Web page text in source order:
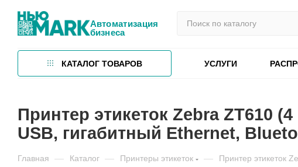
Автоматизация
бизнеса
КАТАЛОГ ТОВАРОВ УСЛУГИ
Принтер этикеток Zebra ZT610
USB, гигабитный Ethernet,
Главная — Каталог — Принтеры этикеток — Принтер этикеток